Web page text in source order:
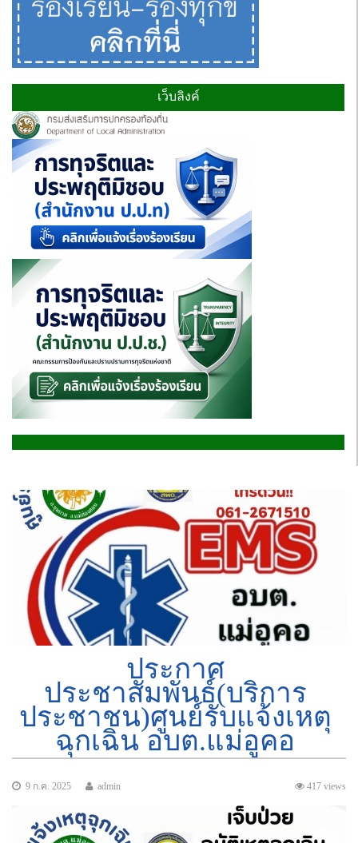
เว็บลิงค์
ประกาศ
ประชาสัมพันธ์(บริการ
ประชาชน)ศูนย์รับแจ้งเหตุ
ฉุกเฉิน อบต.แม่อูคอ
9 ก.ค. 2025 417 views
admin